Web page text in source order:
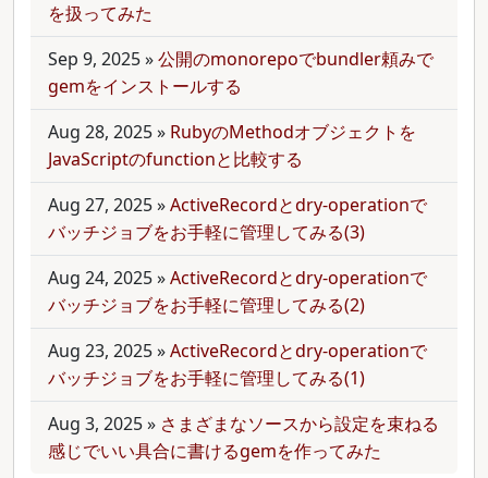
を扱ってみた
Sep 9, 2025»公開のmonorepoでbundler頼みで
gemをインストールする
Aug 28, 2025» RubyのMethodオブジェクトを
JavaScriptのfunctionと比較する
Aug 27, 2025»ActiveRecordとdry-operationで
バッチジョブをお手軽に管理してみる(3)
Aug 24, 2025»ActiveRecordとdry-operationで
バッチジョブをお手軽に管理してみる(2)
Aug 23, 2025»ActiveRecordとdry-operationで
バッチジョブをお手軽に管理してみる(1)
Aug 3, 2025» さまざまなソースから設定を束ねる
感じでいい具合に書けるgemを作ってみた